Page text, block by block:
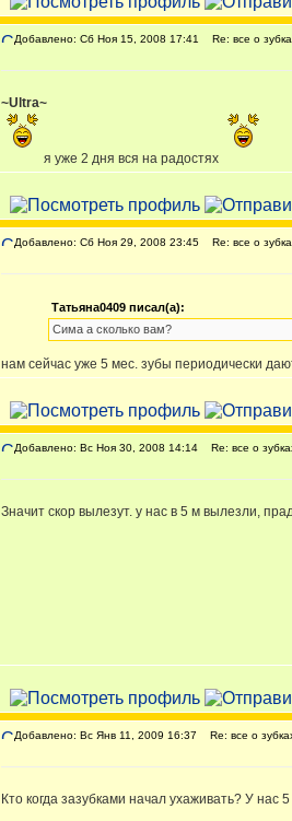
Добавлено: Сб Ноя 15, 2008 17:41 Re: все о
~Ultra~
я уже 2 дня вся на радостях
Добавлено: Сб Ноя 29, 2008 23:45 Re: все о
Татьяна0409 писал(а):
Сима а сколько вам?
нам сейчас уже 5 мес. зубы периодически
Добавлено: Вс Ноя 30, 2008 14:14 Re: все о
Значит скор вылезут. у нас в 5 м вылезли,
Добавлено: Вс Янв 11, 2009 16:37 Re: все о
Кто когда зазубками начал ухаживать? У нас